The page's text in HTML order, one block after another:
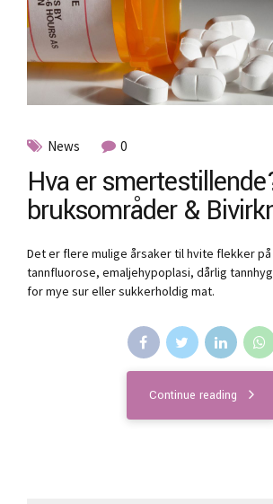
News 0
Hva er
bruksområder &
Det er flere mulige årsaker til hvite flekker
tannfluorose, emaljehypoplasi, dårlig
for mye sur eller sukkerholdig mat.
Continue reading